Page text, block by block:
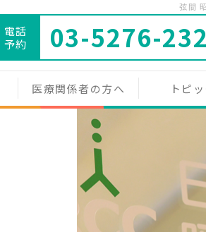
弦間
電話
予約
03-5276-
医療関係者の方へ トピ